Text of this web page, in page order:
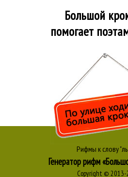
Большой
помогает
Рифмы к слову
Генератор рифм
Copyright © 2013-